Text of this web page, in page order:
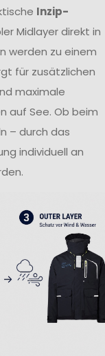
Inzip-
Midlayer direkt in
werden zu einem
für zusätzlichen
maximale
auf See. Ob beim
– durch das
individuell an